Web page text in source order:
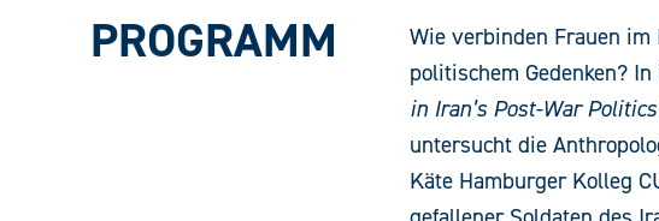
PROGRAMM
Wie verbinden Frauen
politischem Gedenken?
in Iran’s Post-War Politics
untersucht die
Käte Hamburger Kolleg